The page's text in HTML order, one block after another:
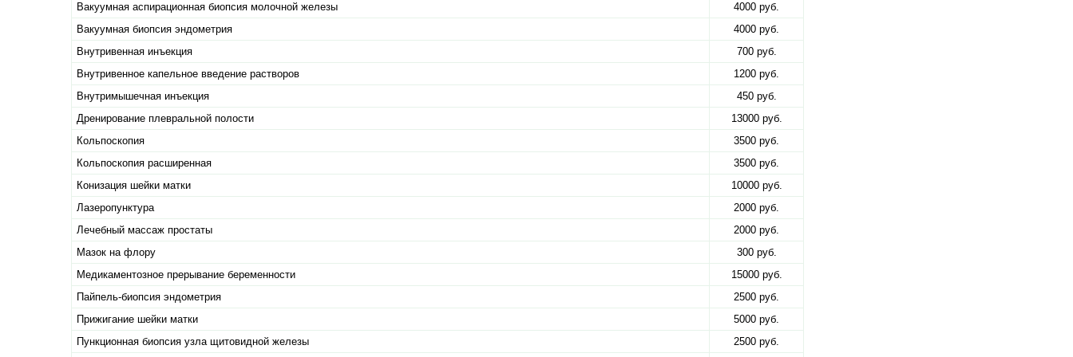
Вакуумная аспирационная биопсия молочной железы
4000 руб.
Вакуумная биопсия эндометрия
4000 руб.
Внутривенная инъекция
700 руб.
Внутривенное капельное введение растворов
1200 руб.
Внутримышечная инъекция
450 руб.
Дренирование плевральной полости
13000 руб.
Кольпоскопия
3500 руб.
Кольпоскопия расширенная
3500 руб.
Конизация шейки матки
10000 руб.
Лазеропунктура
2000 руб.
Лечебный массаж простаты
2000 руб.
Мазок на флору
300 руб.
Медикаментозное прерывание беременности
15000 руб.
Пайпель-биопсия эндометрия
2500 руб.
Прижигание шейки матки
5000 руб.
Пункционная биопсия узла щитовидной железы
2500 руб.